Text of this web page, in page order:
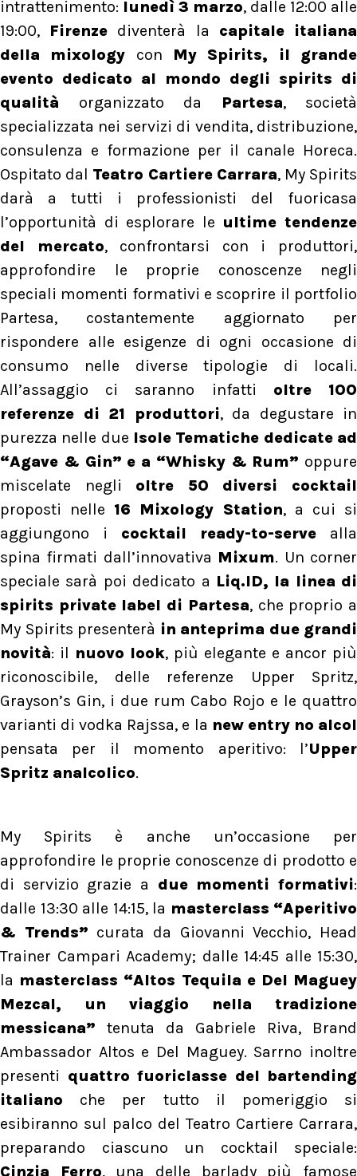
intrattenimento: lunedì 3 marzo, dalle 12:00 alle
19:00, Firenze diventerà la capitale italiana
della mixology con My Spirits, il grande
evento dedicato al mondo degli spirits di
qualità organizzato da Partesa, società
specializzata nei servizi di vendita, distribuzione,
consulenza e formazione per il canale Horeca.
Ospitato dal Teatro Cartiere Carrara, My Spirits
darà a tutti i professionisti del fuoricasa
l’opportunità di esplorare le ultime tendenze
del mercato, confrontarsi con i produttori,
approfondire le proprie conoscenze negli
speciali momenti formativi e scoprire il portfolio
Partesa, costantemente aggiornato per
rispondere alle esigenze di ogni occasione di
consumo nelle diverse tipologie di locali.
All’assaggio ci saranno infatti oltre 100
referenze di 21 produttori, da degustare in
purezza nelle due Isole Tematiche dedicate ad
“Agave & Gin” e a “Whisky & Rum” oppure
miscelate negli oltre
50 diversi cocktail
proposti nelle 16 Mixology Station, a cui si
aggiungono i cocktail ready-to-serve alla
spina firmati dall’innovativa Mixum. Un corner
speciale sarà poi dedicato a Liq.ID, la linea di
spirits private label di Partesa, che proprio a
My Spirits presenterà in anteprima due grandi
novità: il nuovo look, più elegante e ancor più
riconoscibile, delle referenze Upper Spritz,
Grayson’s Gin, i due rum Cabo Rojo e le quattro
varianti di vodka Rajssa, e la new entry no alcol
pensata per il momento aperitivo: l’Upper
Spritz analcolico.
My Spirits è anche un’occasione per
approfondire le proprie conoscenze di prodotto e
di servizio grazie a due momenti formativi:
dalle 13:30 alle 14:15, la masterclass “Aperitivo
& Trends” curata da Giovanni Vecchio, Head
Trainer Campari Academy; dalle 14:45 alle 15:30,
la masterclass “Altos Tequila e Del Maguey
Mezcal, un viaggio nella tradizione
messicana” tenuta da Gabriele Riva, Brand
Ambassador Altos e Del Maguey. Sarrno inoltre
presenti quattro fuoriclasse del bartending
italiano che per tutto il pomeriggio si
esibiranno sul palco del Teatro Cartiere Carrara,
preparando ciascuno un cocktail speciale:
Cinzia Ferro, una delle barlady più famose